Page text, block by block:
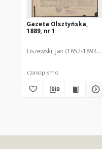
Gazeta Olsztyńska,
1889, nr 1
Liszewski, Jan (1852-1894).
czasopismo